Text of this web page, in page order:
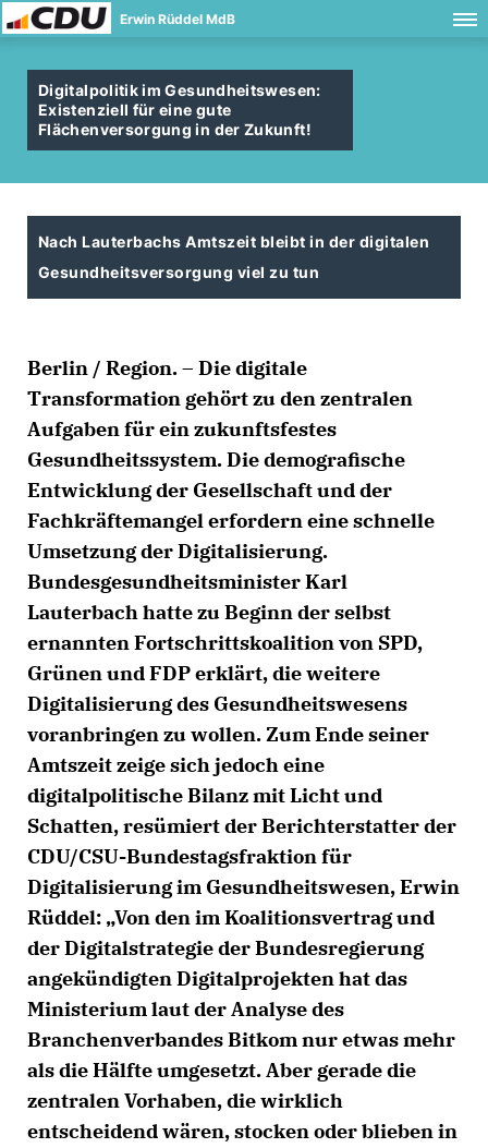
Erwin Rüddel MdB
Digitalpolitik im Gesundheitswesen:
Existenziell für eine gute
Flächenversorgung in der Zukunft!
Nach Lauterbachs Amtszeit bleibt in der digitalen
Gesundheitsversorgung viel zu tun
Berlin / Region. – Die digitale
Transformation gehört zu den zentralen
Aufgaben für ein zukunftsfestes
Gesundheitssystem. Die demografische
Entwicklung der Gesellschaft und der
Fachkräftemangel erfordern eine schnelle
Umsetzung der Digitalisierung.
Bundesgesundheitsminister Karl
Lauterbach hatte zu Beginn der selbst
ernannten Fortschrittskoalition von SPD,
Grünen und FDP erklärt, die weitere
Digitalisierung des Gesundheitswesens
voranbringen zu wollen. Zum Ende seiner
Amtszeit zeige sich jedoch eine
digitalpolitische Bilanz mit Licht und
Schatten, resümiert der Berichterstatter der
CDU/CSU-Bundestagsfraktion für
Digitalisierung im Gesundheitswesen, Erwin
Rüddel: „Von den im Koalitionsvertrag und
der Digitalstrategie der Bundesregierung
angekündigten Digitalprojekten hat das
Ministerium laut der Analyse des
Branchenverbandes Bitkom nur etwas mehr
als die Hälfte umgesetzt. Aber gerade die
zentralen Vorhaben, die wirklich
entscheidend wären, stocken oder blieben in